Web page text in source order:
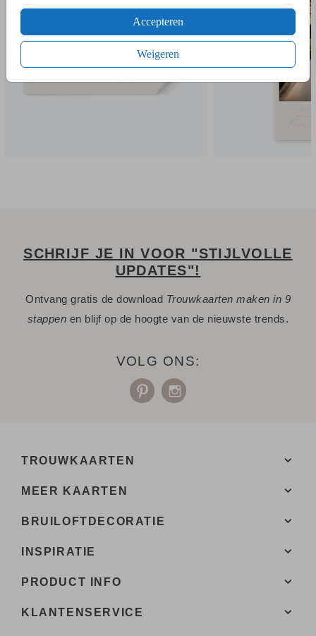
Accepteren
Weigeren
- Ga naar de kaartopmaker om een stijlvol ontwerp te maken.
- Je kunt gebruik maken van onze uitgebreide beeldbank.
- Bewaar het ontwerp in je account. Je kunt later verder
SCHRIJF JE IN VOOR "STIJLVOLLE
UPDATES"!
Ontvang gratis de download Trouwkaarten maken in 9
stappen en blijf op de hoogte van de nieuwste trends.
VOLG ONS:
TROUWKAARTEN
MEER KAARTEN
BRUILOFTDECORATIE
INSPIRATIE
PRODUCT INFO
KLANTENSERVICE